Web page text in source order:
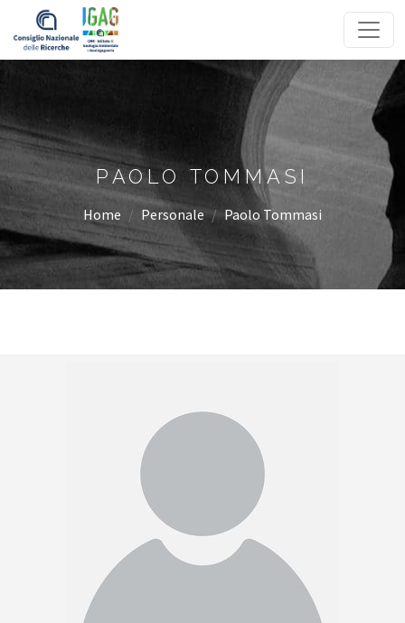
Homepage
PAOLO TOMMASI
Home Personale Paolo Tommasi